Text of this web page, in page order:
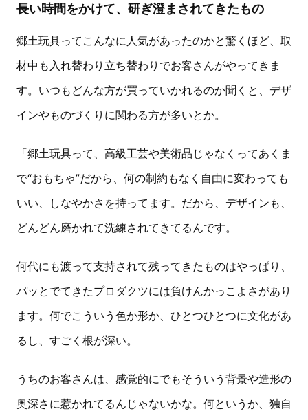
長い時間をかけて、研ぎ澄まされてきたもの
郷土玩具ってこんなに人気があったのかと驚くほど、取
材中も入れ替わり立ち替わりでお客さんがやってきま
す。いつもどんな方が買っていかれるのか聞くと、デザ
インやものづくりに関わる方が多いとか。
「郷土玩具って、高級工芸や美術品じゃなくってあくま
で“おもちゃ”だから、何の制約もなく自由に変わっても
いい、しなやかさを持ってます。だから、デザインも、
どんどん磨かれて洗練されてきてるんです。
何代にも渡って支持されて残ってきたものはやっぱり、
パッとでてきたプロダクツには負けんかっこよさがあり
ます。何でこういう色か形か、ひとつひとつに文化があ
るし、すごく根が深い。
うちのお客さんは、感覚的にでもそういう背景や造形の
奥深さに惹かれてるんじゃないかな。何というか、独自